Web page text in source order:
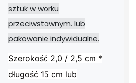
sztuk w worku
przeciwstawnym. lub
pakowanie indywidualne.
Szerokość 2,0 / 2,5 cm *
długość 15 cm lub